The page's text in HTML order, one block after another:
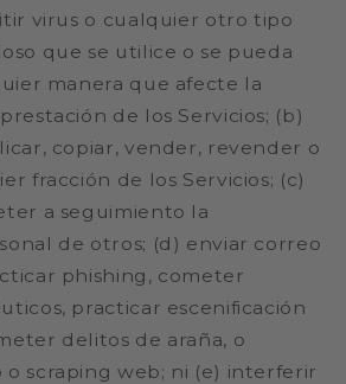
virus o cualquier otro tipo
que se utilice o se pueda
manera que afecte la
de los Servicios; (b)
copiar, vender, revender o
fracción de los Servicios; (c)
a seguimiento la
de otros; (d) enviar correo
phishing, cometer
practicar escenificación
delitos de araña, o
scraping web; ni (e) interferir